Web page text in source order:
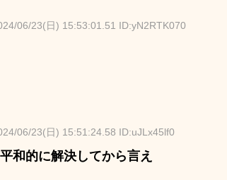
06/23(日) 15:53:01.51 ID:yN2RTK070
06/23(日) 15:51:24.58 ID:uJLx45lf0
和的に解決してから言え